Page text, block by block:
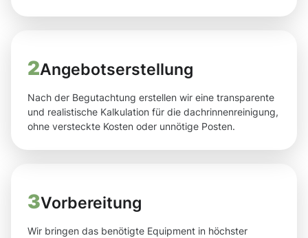
2Angebotserstellung
Nach der Begutachtung erstellen wir eine transparente
und realistische Kalkulation für die dachrinnenreinigung,
ohne versteckte Kosten oder unnötige Posten.
3Vorbereitung
Wir bringen das benötigte Equipment in höchster